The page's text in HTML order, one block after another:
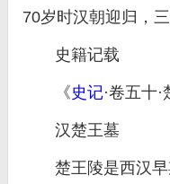
70岁时汉朝迎归，三
史籍记载
《史记·卷五十
汉楚王墓
楚王陵是西汉早